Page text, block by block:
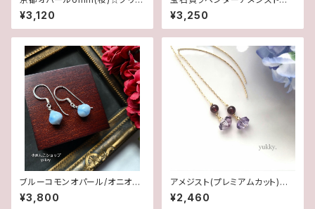
ンアパタイト＊リーフ14Kgfグリ
ッターピアス
¥3,120
ペリドット・アクアマリン14kgf
ピアス/イヤリング
¥3,250
ブルーコモンオパール/オニオン
カット✽Silver925ピアス/イヤ
リング★
¥3,800
アメジスト(プレミアムカット)＊
ガーネット♪アメリカンピアス
¥2,460